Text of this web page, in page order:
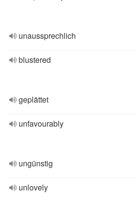
unaussprechlich
blustered
geplättet
unfavourably
ungünstig
unlovely